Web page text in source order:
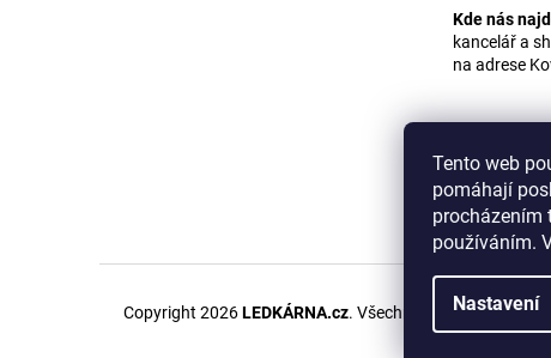
Tento web
pomáhají
procházením
používáním.
Nastavení
Kde nás
kancelář a
na adrese
Copyright 2026LEDKÁRNA.cz. Všechna práva vyhrazena.